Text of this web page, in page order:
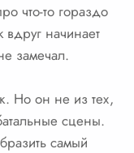
что-то гораздо
начинает
замечал.
Но он не из тех,
сцены.
самый